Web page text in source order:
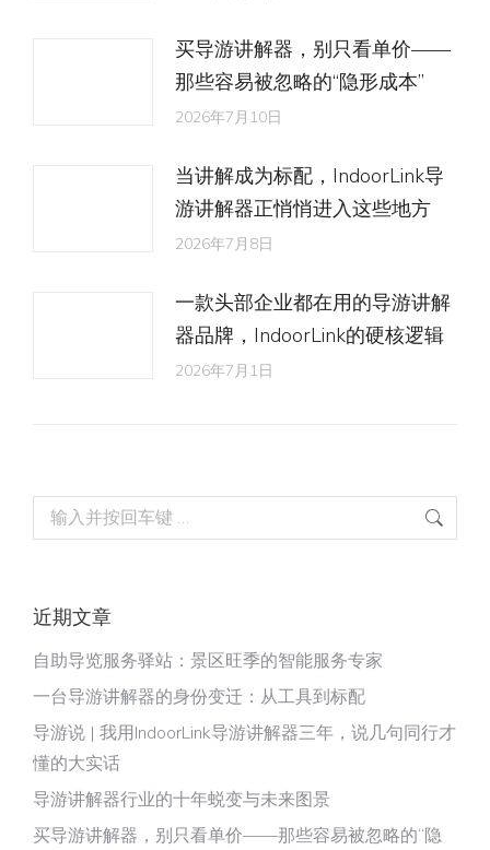
买导游讲解器，别只看单价——
那些容易被忽略的“隐形成本”
2026年7月10日
当讲解成为标配，IndoorLink导
游讲解器正悄悄进入这些地方
2026年7月8日
一款头部企业都在用的导游讲解
器品牌，IndoorLink的硬核逻辑
2026年7月1日
Search:
近期文章
自助导览服务驿站：景区旺季的智能服务专家
一台导游讲解器的身份变迁：从工具到标配
导游说 | 我用IndoorLink导游讲解器三年，说几句同行才
懂的大实话
导游讲解器行业的十年蜕变与未来图景
买导游讲解器，别只看单价——那些容易被忽略的“隐